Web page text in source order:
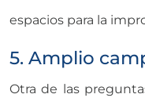
espacios para la
5. Amplio
Otra de las